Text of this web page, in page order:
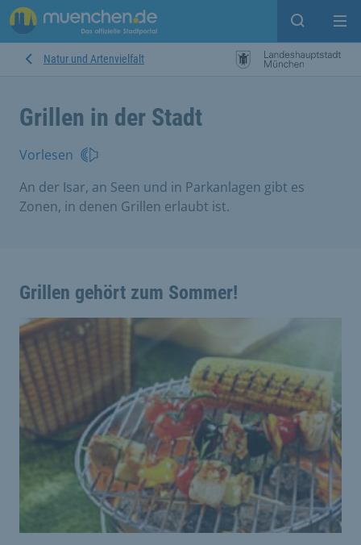
Suche
Natur und Artenvielfalt
Grillen in der Stadt
Vorlesen
An der Isar, an Seen und in Parkanlagen gibt es
Zonen, in denen Grillen erlaubt ist.
Grillen gehört zum Sommer!